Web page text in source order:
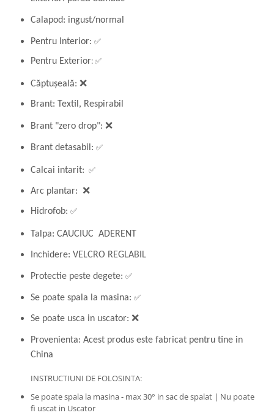
Calapod: ingust/normal
Pentru Interior: ✅
Pentru Exterior: ✅
Căptușeală: ❌
Brant: Textil, Respirabil
Brant "zero drop": ❌
Brant detasabil: ✅
Calcai intarit: ✅
Arc plantar: ❌
Hidrofob: ✅
Talpa: CAUCIUC ADERENT
Inchidere: VELCRO REGLABIL
Protectie peste degete: ✅
Se poate spala la masina: ✅
Se poate usca in uscator: ❌
Provenienta: Acest produs este fabricat pentru tine in
China
INSTRUCTIUNI DE FOLOSINTA:
Se poate spala la masina - max 30° in sac de spalat | Nu poate
fi uscat in Uscator